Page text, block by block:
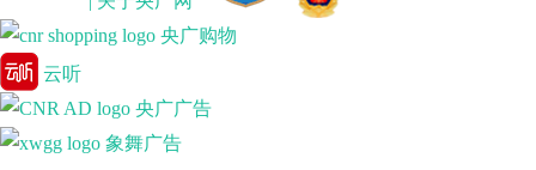
央广购物
云听
央广广告
象舞广告